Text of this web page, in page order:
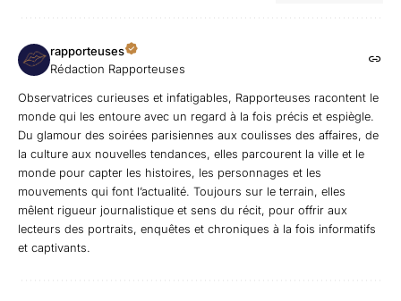
rapporteuses
Rédaction Rapporteuses
Observatrices curieuses et infatigables, Rapporteuses racontent le
monde qui les entoure avec un regard à la fois précis et espiègle.
Du glamour des soirées parisiennes aux coulisses des affaires, de
la culture aux nouvelles tendances, elles parcourent la ville et le
monde pour capter les histoires, les personnages et les
mouvements qui font l’actualité. Toujours sur le terrain, elles
mêlent rigueur journalistique et sens du récit, pour offrir aux
lecteurs des portraits, enquêtes et chroniques à la fois informatifs
et captivants.